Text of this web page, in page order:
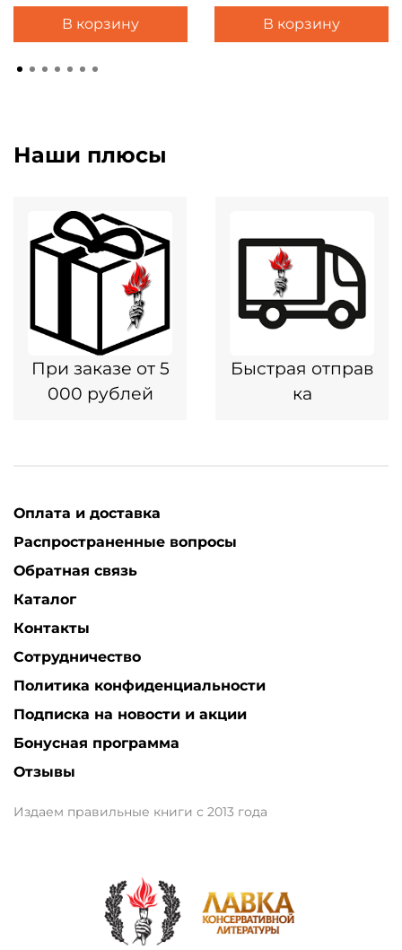
В корзину В корзину
Наши плюсы
При заказе от 5
000 рублей
Быстрая отправ
ка
Оплата и доставка
Распространенные вопросы
Обратная связь
Каталог
Контакты
Сотрудничество
Политика конфиденциальности
Подписка на новости и акции
Бонусная программа
Отзывы
Издаем правильные книги с 2013 года